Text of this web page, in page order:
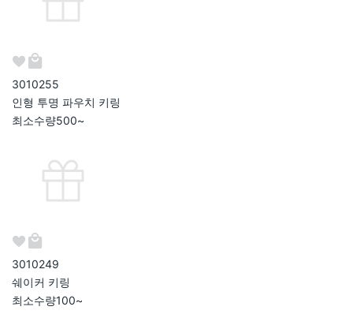
3010255
인형 투명 파우치 키링
최소수량500~
3010249
쉐이커 키링
최소수량100~